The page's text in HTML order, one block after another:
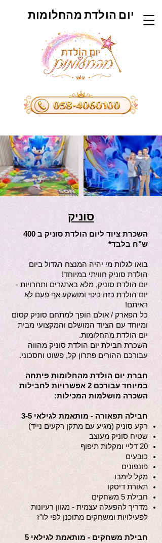
יום הולדת מהחלומות
סוניק
השכרת ציוד ליום הולדת סוניק ב 400
ש"ח בלבד*
בואו לגלות מי יהיה המנצח הגדול ביום
הולדת סוניק חוויתי במיוחד!
יום הולדת סוניק, מלא באתגרים ותחרויות -
יום הולדת כזה כיפי ומושקע אף פעם לא
ראיתם!
כל הפארק / אולם הופך למתחם סוניק קסום
ומיוחד עם הציוד המושלם והמקצועי מבית
יום הולדת מהחלומות.
השכרת חבילת יום הולדת סוניק מהווה
עבורכם ההורים פתרון קל, פשוט וחסכוני.
חברת יום הולדת מהחלומות פיתחה
במיוחד עבורכם 2 אפשרויות לחבילות
השכרה מושלמות המכילות:
חבילה תפאורה - מותאמת לגילאי 3-5
רקע סוניק (מגיע עם מתקן רקעים נייד)
שטיח סוניק מעוצב
20 דליי ומקלות תיפוף
כובעים
פונפונים
מקל לימבו
תאורת דיסקו
חבילת 5 משחקים
מדריך להפעלה עצמית - מגוון רעיונות
לפעילויות ומשחקים מתוכנן לפי לו"ז
חבילת משחקים - מותאמת לגילאי 5